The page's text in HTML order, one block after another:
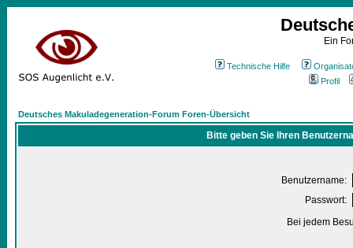
Ein
Technische Hilfe
Profil
Deutsches Makuladegeneration-Forum Foren-Übersicht
Bitte geben Sie Ihren
Benutzername:
Passwort:
Bei jedem